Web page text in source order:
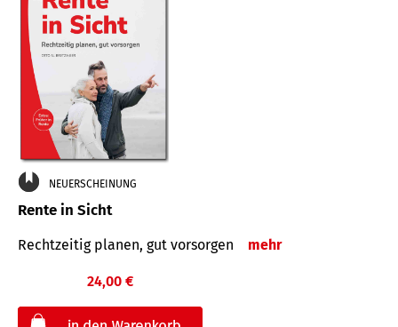
NEUERSCHEINUNG
Rente in Sicht
Rechtzeitig planen, gut vorsorgen mehr
24,00 €